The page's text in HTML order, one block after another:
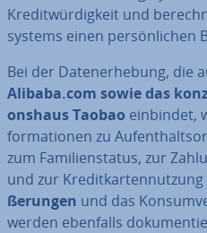
Kre­dit­wür­dig­keit und
sys­tems einen per­sön­li­chen
Bei der Da­ten­er­he­bung, die
Alibaba.com sowie das
ons­haus Taobao einbindet,
for­ma­tio­nen zu
zum Fa­mi­li­en­sta­tus, zur
und zur Kre­dit­kar­ten­nut­zung
ße­run­gen und das
werden ebenfalls